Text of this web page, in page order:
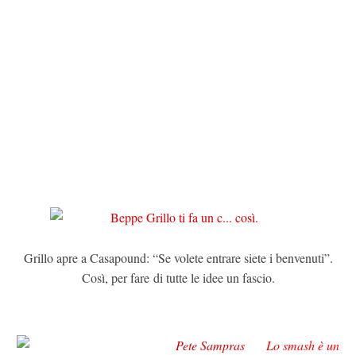
Grillo apre a Casapound: “Se volete entrare siete i benvenuti”.
Così, per fare di tutte le idee un fascio.
Lo smash è un